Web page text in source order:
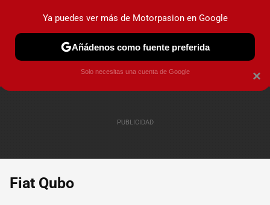
PRUEBAS COCHES ELÉCTRICOS OBSERVATORIO
Fiat Qubo
×
Ya puedes ver más de Motorpasion en Google
Añádenos como fuente preferida
Solo necesitas una cuenta de Google